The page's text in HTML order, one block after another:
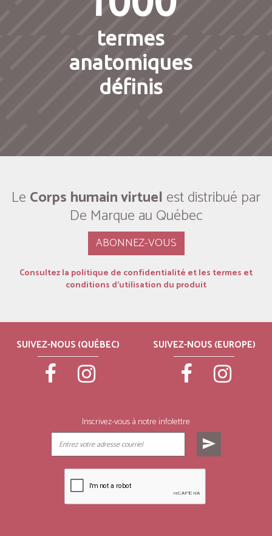
termes
anatomiques
définis
Le Corps humain virtuel est distribué par
De Marque au Québec
ABONNEZ-VOUS
Consultez la politique de confidentialité et les termes et
conditions d’utilisation du produit
SUIVEZ-NOUS (QUÉBEC) SUIVEZ-NOUS (EUROPE)
Inscrivez-vous à notre infolettre
send